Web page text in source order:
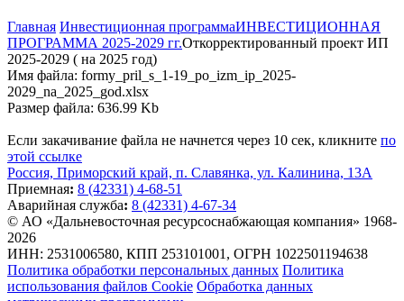
Главная Инвестиционная программаИНВЕСТИЦИОННАЯ
ПРОГРАММА 2025-2029 гг.Откорректированный проект ИП
2025-2029 ( на 2025 год)
Имя файла: formy_pril_s_1-19_po_izm_ip_2025-
2029_na_2025_god.xlsx
Размер файла: 636.99 Kb
Если закачивание файла не начнется через 10 сек, кликните по
этой ссылке
Россия, Приморский край, п. Славянка, ул. Калинина, 13А
Приемная: 8 (42331) 4-68-51
Аварийная служба: 8 (42331) 4-67-34
© АО «Дальневосточная ресурсоснабжающая компания» 1968-
2026
ИНН: 2531006580, КПП 253101001, ОГРН 1022501194638
Политика обработки персональных данных Политика
использования файлов Cookie Обработка данных